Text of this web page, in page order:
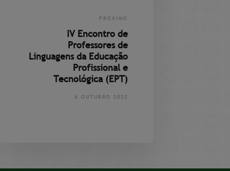
PRÓXIMO
IV Encontro de
Professores de
Linguagens da Educação
Profissional e
Tecnológica (EPT)
6 OUTUBRO 2022